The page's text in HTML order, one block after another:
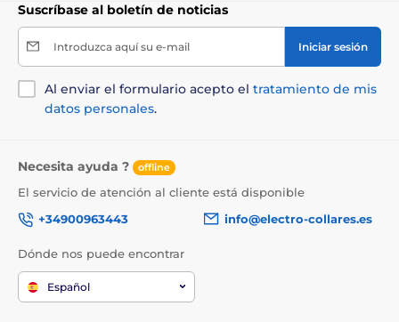
previo aviso. Las imágenes tienen únicamente
carácter ilustrativo.
El producto aparece en las categorías
Para perros grandes
Para los perros más grandes
Audio
Suscríbase al boletín de noticias
Introduzca aquí su e-mail Iniciar sesión
Al enviar el formulario acepto el tratamiento de mis
datos personales.
Necesita ayuda ? offline
El servicio de atención al cliente está disponible
+34900963443
info@electro-collares.es
Dónde nos puede encontrar
Español